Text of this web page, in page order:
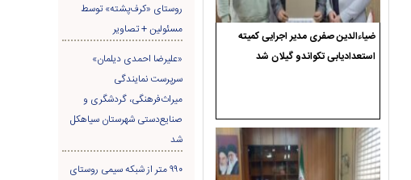
ضیاءالدین صفری مدیر اجرایی کمیته
استعدادیابی تکواندو گیلان شد
روستای «کرف‌پشته» توسط
مسئولین + تصاویر
«علیرضا احمدی دیلمان»
سرپرست نمایندگی
میراث‌فرهنگی، گردشگری و
صنایع‌دستی شهرستان سیاهکل
شد
۹۹۰ متر از شبکه سیمی روستای